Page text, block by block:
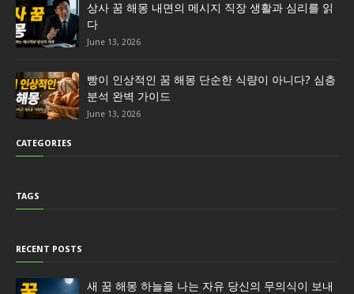
상사 꿈 해몽 내면의 메시지 직장 생활과 심리를 읽
다
June 13, 2026
빵이 인상적인 꿈 해몽 단순한 식량이 아니다? 심층
분석 완벽 가이드
June 13, 2026
CATEGORIES
TAGS
RECENT POSTS
새 꿈 해몽 하늘을 나는 자유 당신의 무의식이 보내